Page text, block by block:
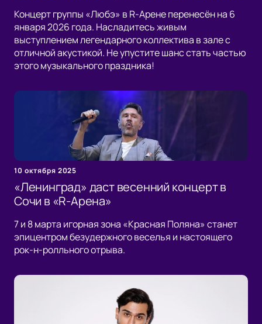
Концерт группы «Любэ» в R-Арене перенесён на 6
января 2026 года. Насладитесь живым
выступлением легендарного коллектива в зале с
отличной акустикой. Не упустите шанс стать частью
этого музыкального праздника!
10 октября 2025
«Ленинград» даст весенний концерт в
Сочи в «R-Арена»
7 и 8 марта игорная зона «Красная Поляна» станет
эпицентром безудержного веселья и настоящего
рок-н-ролльного отрыва.